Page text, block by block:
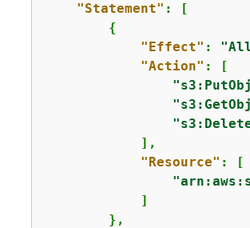
"Statement" : [
{
"Effect" :
"Action" : [
            ],
"Resource" : [
            ]
        },